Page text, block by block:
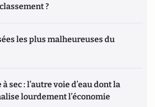
?
les plus malheureuses du
sec : l’autre voie d’eau dont la
lourdement l’économie